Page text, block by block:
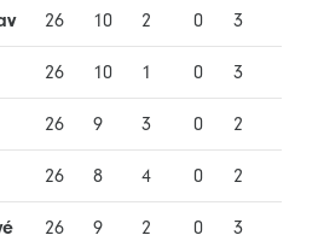
26 10 2 0 3
26 10 1 0 3
26 9 3 0 2
26 8 4 0 2
26 9 2 0 3